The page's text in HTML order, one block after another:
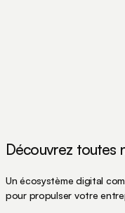
Découvrez toutes
Un écosystème digital
pour propulser votre